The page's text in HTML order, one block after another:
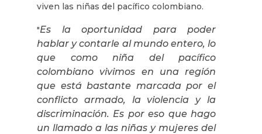
viven las niñas del pacífico colombiano.
"Es la oportunidad para poder
hablar y contarle al mundo entero, lo
que como niña del pacífico
colombiano vivimos en una región
que está bastante marcada por el
conflicto armado, la violencia y la
discriminación. Es por eso que hago
un llamado a las niñas y mujeres del